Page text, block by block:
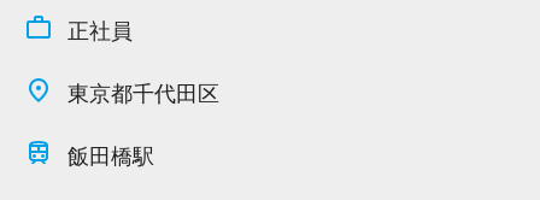
work_outline 正社員
place 東京都千代田区
train 飯田橋駅